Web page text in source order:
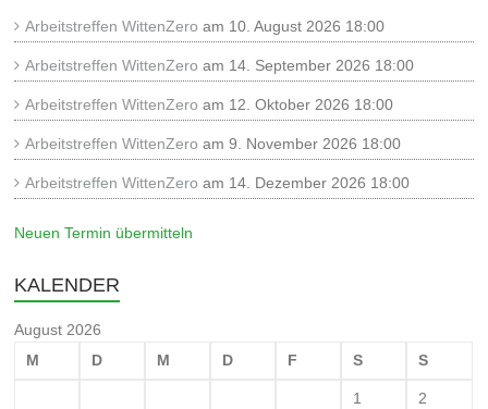
Arbeitstreffen WittenZero am 10. August 2026 18:00
Arbeitstreffen WittenZero am 14. September 2026 18:00
Arbeitstreffen WittenZero am 12. Oktober 2026 18:00
Arbeitstreffen WittenZero am 9. November 2026 18:00
Arbeitstreffen WittenZero am 14. Dezember 2026 18:00
Neuen Termin übermitteln
KALENDER
August 2026
M
D M D F S S
1 2